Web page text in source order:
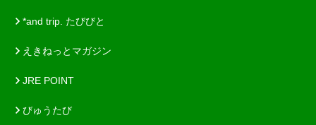
*and trip. たびびと
えきねっとマガジン
JRE POINT
びゅうたび